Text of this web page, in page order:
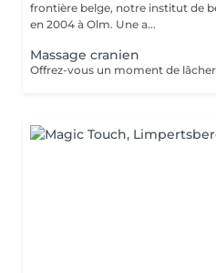
frontière belge, notre institut de
en 2004 à Olm. Une a...
Massage cranien